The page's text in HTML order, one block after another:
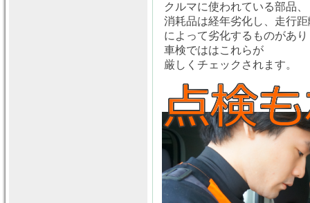
クルマに使われている部品、
消耗品は経年劣化し、走行距
によって劣化するものがあり
車検でははこれらが
厳しくチェックされます。